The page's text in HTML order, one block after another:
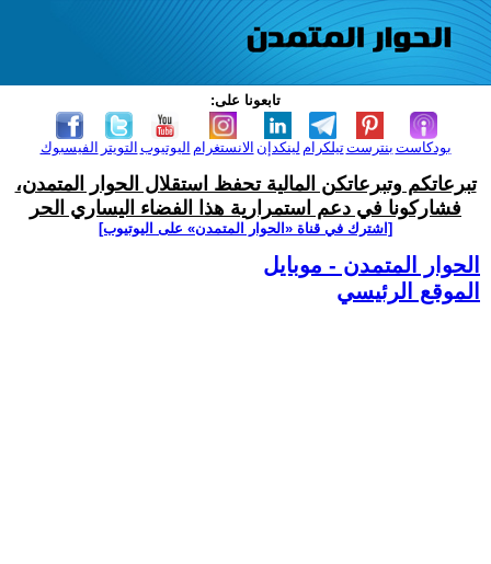
تابعونا على:
الفيسبوك التويتر اليوتيوب الانستغرام لينكدإن تيلكرامبنترست بودكاست
تبرعاتكم وتبرعاتكن المالية تحفظ استقلال الحوار المتمدن،
فشاركونا في دعم استمرارية هذا الفضاء اليساري الحر
[اشترك في قناة ‫«الحوار المتمدن» على اليوتيوب]
الحوار المتمدن - موبايل
الموقع الرئيسي